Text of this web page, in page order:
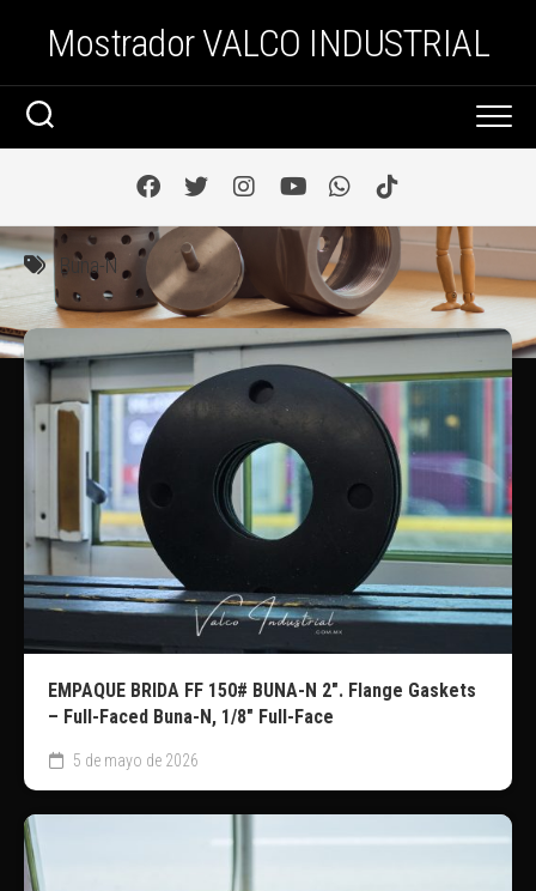
Mostrador VALCO INDUSTRIAL
Buna-N
EMPAQUE BRIDA FF 150# BUNA-N 2″. Flange Gaskets
– Full-Faced Buna-N, 1/8″ Full-Face
5 de mayo de 2026